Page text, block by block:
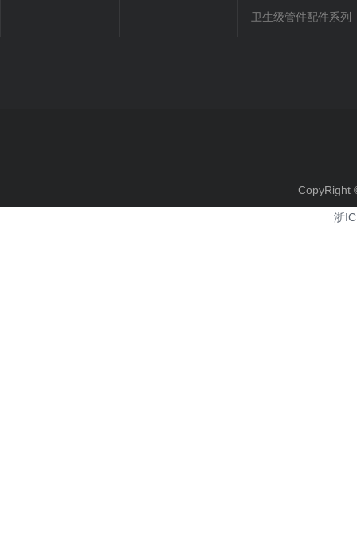
卫生级管件配件系列
CopyRight
浙